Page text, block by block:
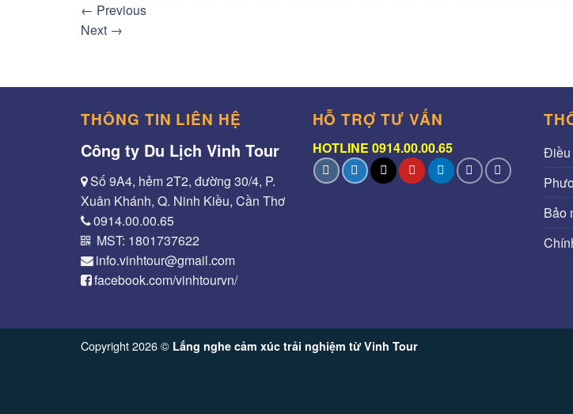
← Previous
Next →
THÔNG TIN LIÊN HỆ
Công ty Du Lịch Vinh Tour
Số 9A4, hẻm 2T2, đường 30/4, P.
Xuân Khánh, Q. Ninh Kiều, Cần Thơ
0914.00.00.65
MST: 1801737622
info.vinhtour@gmail.com
facebook.com/vinhtourvn/
HỖ TRỢ TƯ VẤN
HOTLINE 0914.00.00.65
Điều
Bảo
Copyright 2026 © Lắng nghe cảm xúc trải nghiệm từ Vinh Tour